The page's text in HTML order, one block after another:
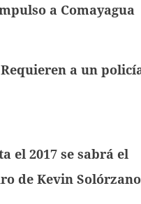
a Comayagua
Requieren a un
el 2017 se sabrá el
de Kevin Solórzano